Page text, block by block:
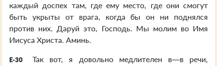
каждый доспех там, где ему место, где они смогут
быть укрыты от врага, когда бы он ни поднялся
против них. Даруй это, Господь. Мы молим во Имя
Иисуса Христа. Аминь.
E-30
Так вот, я довольно медлителен в—в речи,